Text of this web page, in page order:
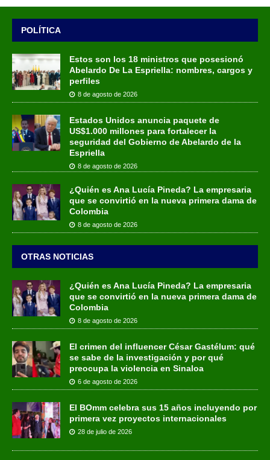
POLÍTICA
Estos son los 18 ministros que posesionó
Abelardo De La Espriella: nombres, cargos y
perfiles
8 de agosto de 2026
Estados Unidos anuncia paquete de
US$1.000 millones para fortalecer la
seguridad del Gobierno de Abelardo de la
Espriella
8 de agosto de 2026
¿Quién es Ana Lucía Pineda? La empresaria
que se convirtió en la nueva primera dama de
Colombia
8 de agosto de 2026
OTRAS NOTICIAS
¿Quién es Ana Lucía Pineda? La empresaria
que se convirtió en la nueva primera dama de
Colombia
8 de agosto de 2026
El crimen del influencer César Gastélum: qué
se sabe de la investigación y por qué
preocupa la violencia en Sinaloa
6 de agosto de 2026
El BOmm celebra sus 15 años incluyendo por
primera vez proyectos internacionales
28 de julio de 2026